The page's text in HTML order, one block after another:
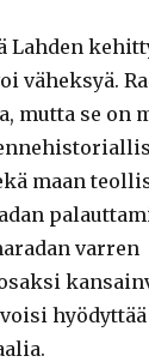
Lahden
väheksyä.
mutta se on
maan
varren